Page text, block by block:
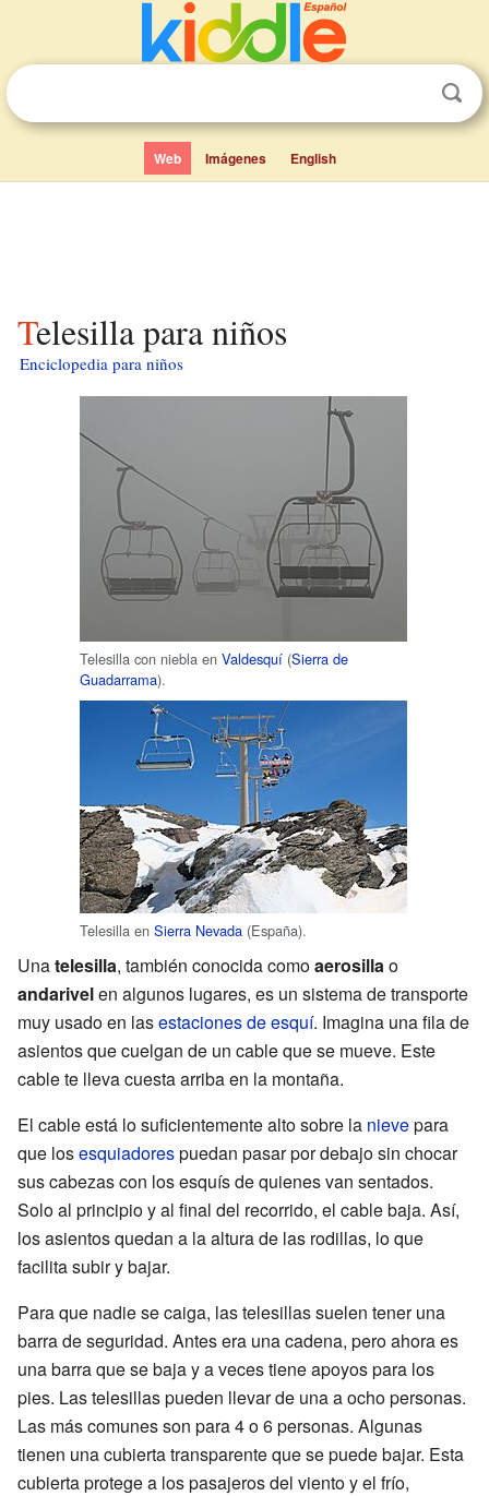
Web Imágenes English
Telesilla para niños
Enciclopedia para niños
Telesilla con niebla en Valdesquí (Sierra de
Guadarrama).
Telesilla en Sierra Nevada (España).
Unatelesilla, también conocida comoaerosilla o
andarivelen algunos lugares, es un sistema de transporte
muy usado en lasestaciones de esquí. Imagina una fila de
asientos que cuelgan de un cable que se mueve. Este
cable te lleva cuesta arriba en la montaña.
El cable está lo suficientemente alto sobre la nievepara
que losesquiadorespuedan pasar por debajo sin chocar
sus cabezas con los esquís de quienes van sentados.
Solo al principio y al final del recorrido, el cable baja. Así,
los asientos quedan a la altura de las rodillas, lo que
facilita subir y bajar.
Para que nadie se caiga, las telesillas suelen tener una
barra de seguridad. Antes era una cadena, pero ahora es
una barra que se baja y a veces tiene apoyos para los
pies. Las telesillas pueden llevar de una a ocho personas.
Las más comunes son para 4 o 6 personas. Algunas
tienen una cubierta transparente que se puede bajar. Esta
cubierta protege a los pasajeros del viento y el frío,